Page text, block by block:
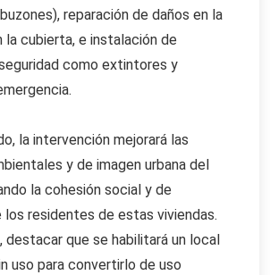
reparación de daños en la
cubierta, e instalación de
como extintores y
la intervención mejorará las
y de imagen urbana del
la cohesión social y de
residentes de estas viviendas.
destacar que se habilitará un local
uso para convertirlo de uso